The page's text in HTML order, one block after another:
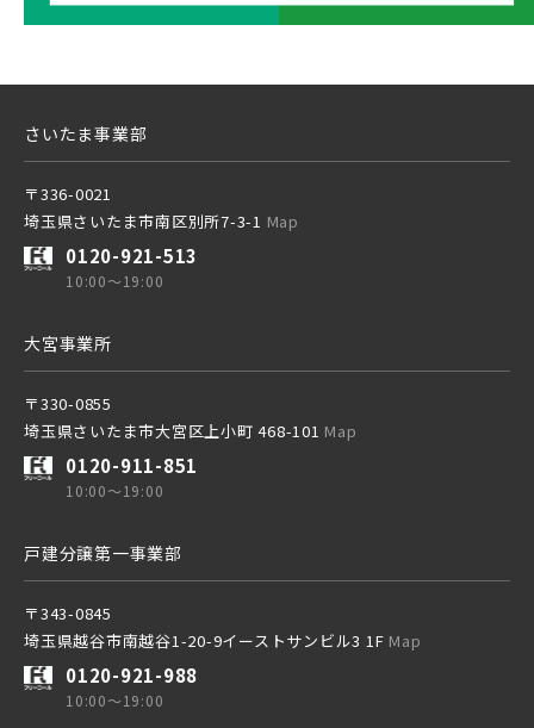
京成松戸線
京成押上線
西武線
西武池袋線
土地面積50坪以上
20棟以上の大型分譲
さいたま事業部
〒336-0021
埼玉県さいたま市南区別所7-3-1 Map
0120-921-513
10:00～19:00
大宮事業所
〒330-0855
埼玉県さいたま市大宮区上小町 468-101 Map
0120-911-851
10:00～19:00
戸建分譲第一事業部
〒343-0845
埼玉県越谷市南越谷1-20-9イーストサンビル3 1F Map
0120-921-988
10:00～19:00